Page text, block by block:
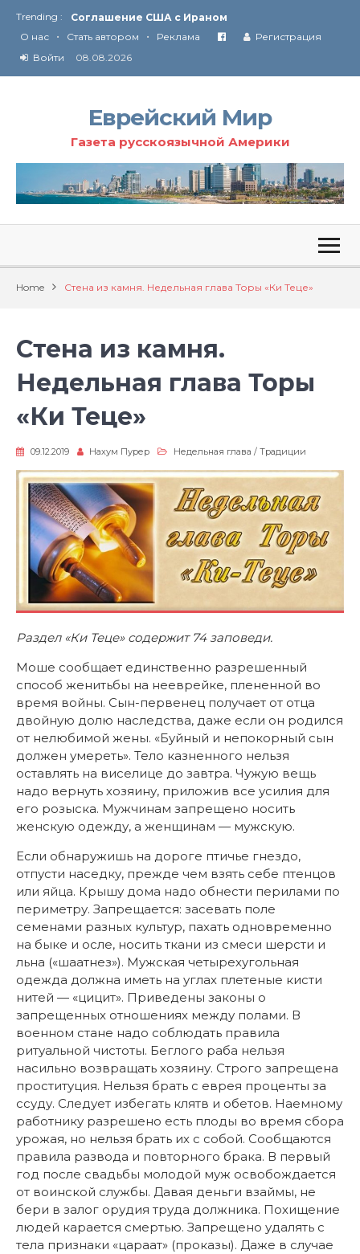
Trending :
Технология Революции в Иране
От Ирана до Ливана и Газы
О нас • Стать автором • Реклама
Регистрация
Войти
08.08.2026
Еврейский Мир
Газета русскоязычной Америки
Home Стена из камня. Недельная глава Торы «Ки Теце»
Стена из камня.
Недельная глава Торы
«Ки Теце»
09.12.2019 Нахум Пурер Недельная глава / Традиции
Раздел «Ки Теце» содержит 74 заповеди.
Моше сообщает единственно разрешенный
способ женитьбы на нееврейке, плененной во
время войны. Сын-первенец получает от отца
двойную долю наследства, даже если он родился
от нелюбимой жены. «Буйный и непокорный сын
должен умереть». Тело казненного нельзя
оставлять на виселице до завтра. Чужую вещь
надо вернуть хозяину, приложив все усилия для
его розыска. Мужчинам запрещено носить
женскую одежду, а женщинам — мужскую.
Если обнаружишь на дороге птичье гнездо,
отпусти наседку, прежде чем взять себе птенцов
или яйца. Крышу дома надо обнести перилами по
периметру. Запрещается: засевать поле
семенами разных культур, пахать одновременно
на быке и осле, носить ткани из смеси шерсти и
льна («шаатнез»). Мужская четырехугольная
одежда должна иметь на углах плетеные кисти
нитей — «цицит». Приведены законы о
запрещенных отношениях между полами. В
военном стане надо соблюдать правила
ритуальной чистоты. Беглого раба нельзя
насильно возвращать хозяину. Строго запрещена
проституция. Нельзя брать с еврея проценты за
ссуду. Следует избегать клятв и обетов. Наемному
работнику разрешено есть плоды во время сбора
урожая, но нельзя брать их с собой. Сообщаются
правила развода и повторного брака. В первый
год после свадьбы молодой муж освобождается
от воинской службы. Давая деньги взаймы, не
бери в залог орудия труда должника. Похищение
людей карается смертью. Запрещено удалять с
тела признаки «цараат» (проказы). Даже в случае